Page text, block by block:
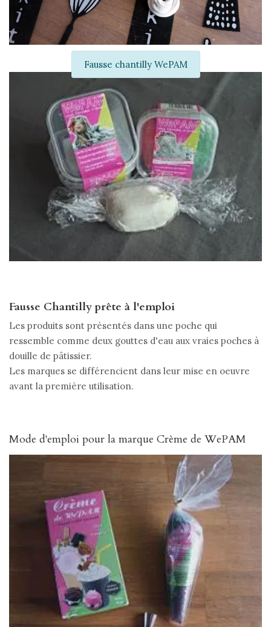
Fausse chantilly WePAM
Fausse Chantilly prête à l'emploi
Les produits sont présentés dans une poche qui
ressemble comme deux gouttes d'eau aux vraies poches à
douille de pâtissier.
Les marques se différencient dans leur mise en oeuvre
avant la première utilisation.
Mode d'emploi pour la marque Crème de WePAM